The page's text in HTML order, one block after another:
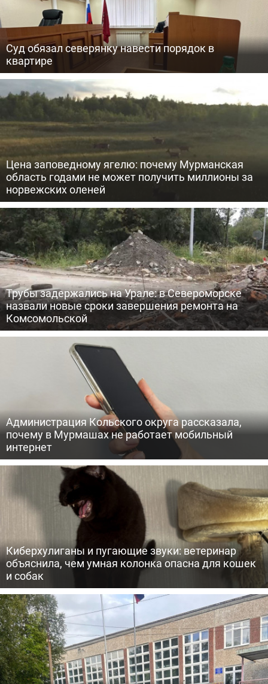
Суд обязал северянку навести порядок в
квартире
Цена заповедному ягелю: почему Мурманская
область годами не может получить миллионы за
норвежских оленей
Трубы задержались на Урале: в Североморске
назвали новые сроки завершения ремонта на
Комсомольской
Администрация Кольского округа рассказала,
почему в Мурмашах не работает мобильный
интернет
Киберхулиганы и пугающие звуки: ветеринар
объяснила, чем умная колонка опасна для кошек
и собак